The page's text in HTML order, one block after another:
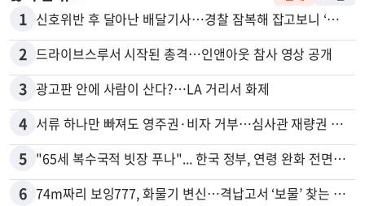
1 신호위반 후 달아난 배달기사…경찰 잠복해 잡고보니 ‘반전’
2 드라이브스루서 시작된 총격…인앤아웃 참사 영상 공개
3 광고판 안에 사람이 산다?…LA 거리서 화제
4 서류 하나만 빠져도 영주권·비자 거부…심사관 재량권 대폭 확대
5 "65세 복수국적 빗장 푸나"... 한국 정부, 연령 완화 전면 추진
6 74m짜리 보잉777, 화물기 변신…격납고서 ‘보물’ 찾는 인천공항